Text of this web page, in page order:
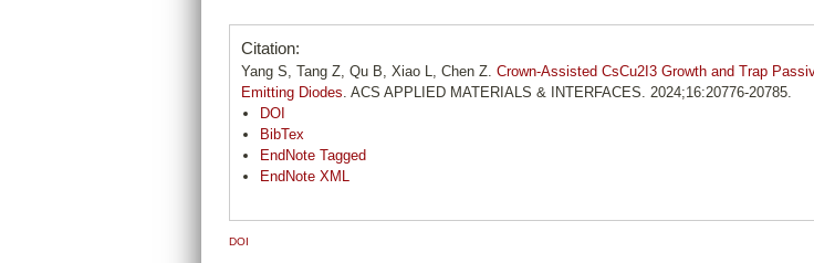
Citation:
Yang S, Tang Z, Qu B, Xiao L, Chen Z. Crown-Assisted CsCu2I3 Growth and Trap
Emitting Diodes. ACS APPLIED MATERIALS & INTERFACES. 2024;16:20776-20785.
DOI
BibTex
EndNote Tagged
EndNote XML
DOI